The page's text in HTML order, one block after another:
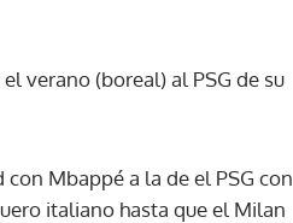
verano (boreal) al PSG de su
Mbappé a la de el PSG con
italiano hasta que el Milan